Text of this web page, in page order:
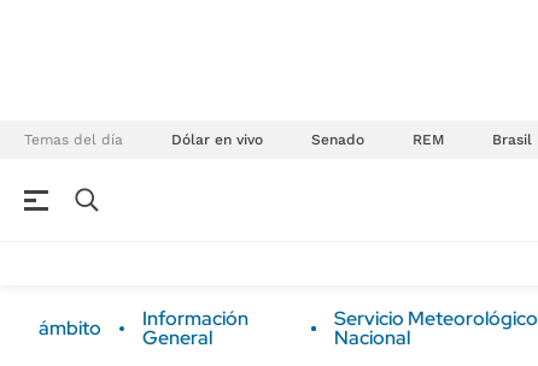
Temas del día Dólar en vivo Senado REM Brasil
Banco de Datos Real Estate
ámbito Información
General
Servicio Meteorológico
Nacional